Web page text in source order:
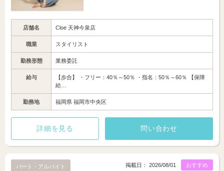
店舗名 Cloe 天神今泉店
職業 スタイリスト
勤務形態 業務委託
給与
【歩合】 ・フリー：40％～50％ ・指名：50％～60％ 【保障
給…
勤務地 福岡県 福岡市中央区
詳細を見る 問い合わせ
パート・アルバイト おすすめ
掲載日： 2026/08/01